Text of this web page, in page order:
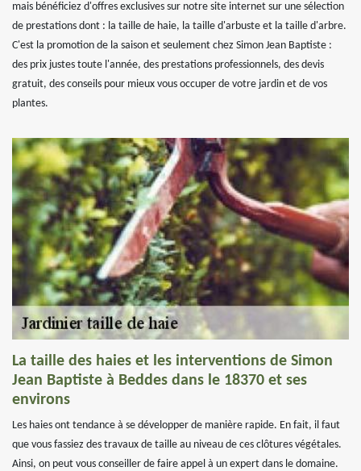
mais bénéficiez d'offres exclusives sur notre site internet sur une sélection
de prestations dont : la taille de haie, la taille d'arbuste et la taille d'arbre.
C'est la promotion de la saison et seulement chez Simon Jean Baptiste :
des prix justes toute l'année, des prestations professionnels, des devis
gratuit, des conseils pour mieux vous occuper de votre jardin et de vos
plantes.
La taille des haies et les interventions de Simon
Jean Baptiste à Beddes dans le 18370 et ses
environs
Les haies ont tendance à se développer de manière rapide. En fait, il faut
que vous fassiez des travaux de taille au niveau de ces clôtures végétales.
Ainsi, on peut vous conseiller de faire appel à un expert dans le domaine.